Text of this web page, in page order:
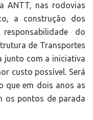
ANTT, nas rodovias
a construção dos
do
de Transportes
junto com a iniciativa
custo possível. Será
que em dois anos as
os pontos de parada